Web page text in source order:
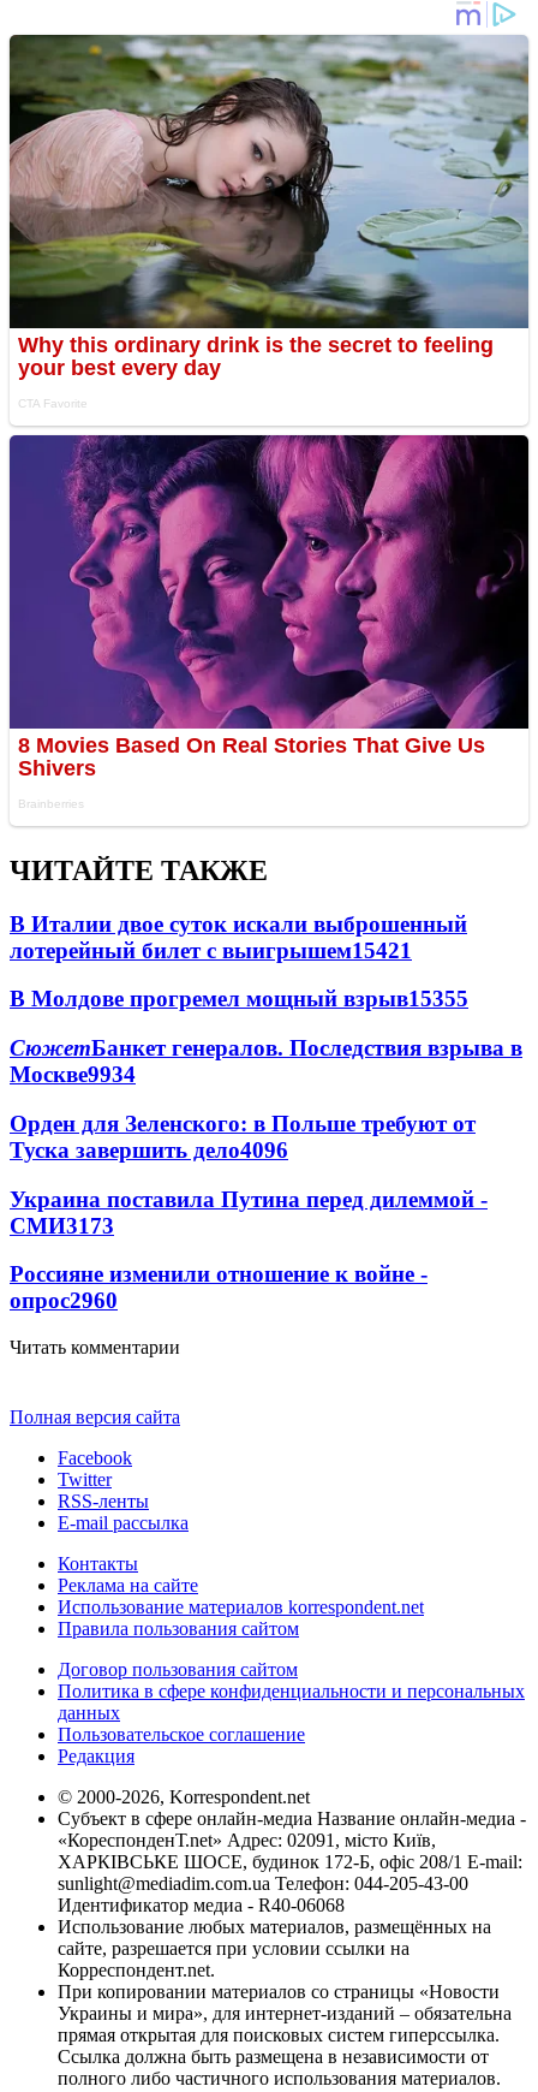
ЧИТАЙТЕ ТАКЖЕ
В Италии двое суток искали выброшенный
лотерейный билет с выигрышем15421
В Молдове прогремел мощный взрыв15355
СюжетБанкет генералов. Последствия взрыва в
Москве9934
Орден для Зеленского: в Польше требуют от
Туска завершить дело4096
Украина поставила Путина перед дилеммой -
СМИ3173
Россияне изменили отношение к войне -
опрос2960
Читать комментарии
Полная версия сайта
Facebook
Twitter
RSS-ленты
E-mail рассылка
Контакты
Реклама на сайте
Использование материалов korrespondent.net
Правила пользования сайтом
Договор пользования сайтом
Политика в сфере конфиденциальности и персональных
данных
Пользовательское соглашение
Редакция
© 2000-2026, Korrespondent.net
Субъект в сфере онлайн-медиа Название онлайн-медиа -
«КореспонденТ.net» Адрес: 02091, місто Київ,
ХАРКІВСЬКЕ ШОСЕ, будинок 172-Б, офіс 208/1 E-mail:
sunlight@mediadim.com.ua Телефон: 044-205-43-00
Идентификатор медиа - R40-06068
Использование любых материалов, размещённых на
сайте, разрешается при условии ссылки на
Корреспондент.net.
При копировании материалов со страницы «Новости
Украины и мира», для интернет-изданий – обязательна
прямая открытая для поисковых систем гиперссылка.
Ссылка должна быть размещена в независимости от
полного либо частичного использования материалов.